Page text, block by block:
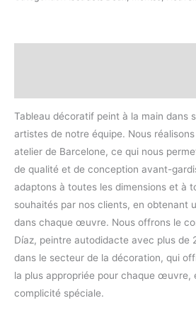
Tableau décoratif peint à la main dans
artistes de notre équipe. Nous
atelier de Barcelone, ce qui nous
de qualité et de conception avant-
adaptons à toutes les dimensions et à
souhaités par nos clients, en obtenant
dans chaque œuvre. Nous offrons le
Díaz, peintre autodidacte avec plus de
dans le secteur de la décoration, qui
la plus appropriée pour chaque œuvre,
complicité spéciale.